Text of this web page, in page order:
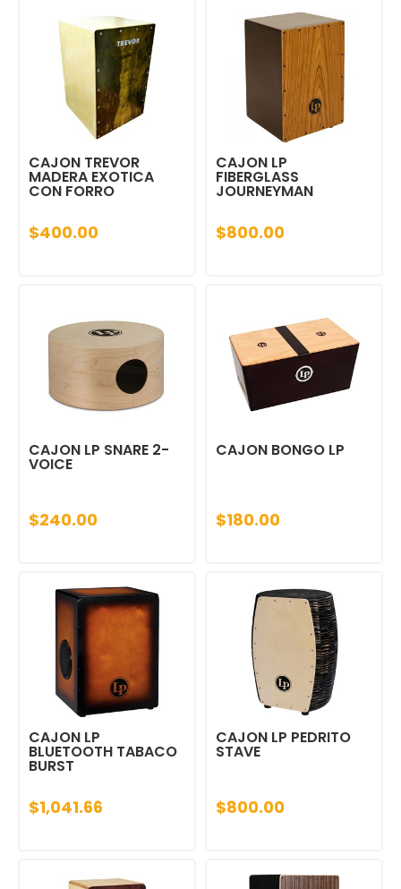
CAJON TREVOR
MADERA EXOTICA
CON FORRO
$400.00
CAJON LP
FIBERGLASS
JOURNEYMAN
$800.00
CAJON LP SNARE 2-
VOICE
$240.00
CAJON BONGO LP
$180.00
CAJON LP
BLUETOOTH TABACO
BURST
$1,041.66
CAJON LP PEDRITO
STAVE
$800.00